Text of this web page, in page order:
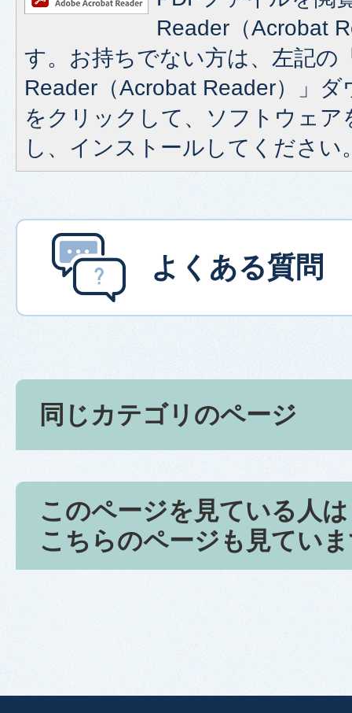
Reader（Acrobat
す。お持ちでない方は、左記の
Reader（Acrobat Reader）」
をクリックして、ソフトウェア
し、インストールしてください
よくある質問
同じカテゴリのページ
このページを見ている人は
こちらのページも見てい